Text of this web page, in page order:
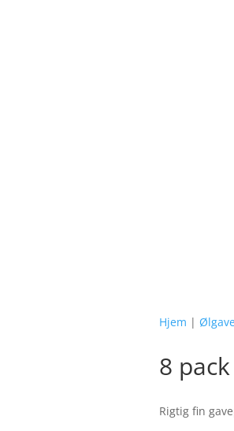
Hjem |
8
Rigtig fin